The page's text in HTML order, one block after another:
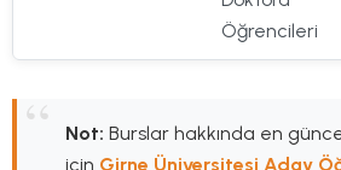
Öğrencileri
Not: Burslar hakkında en
için Girne Üniversitesi Aday